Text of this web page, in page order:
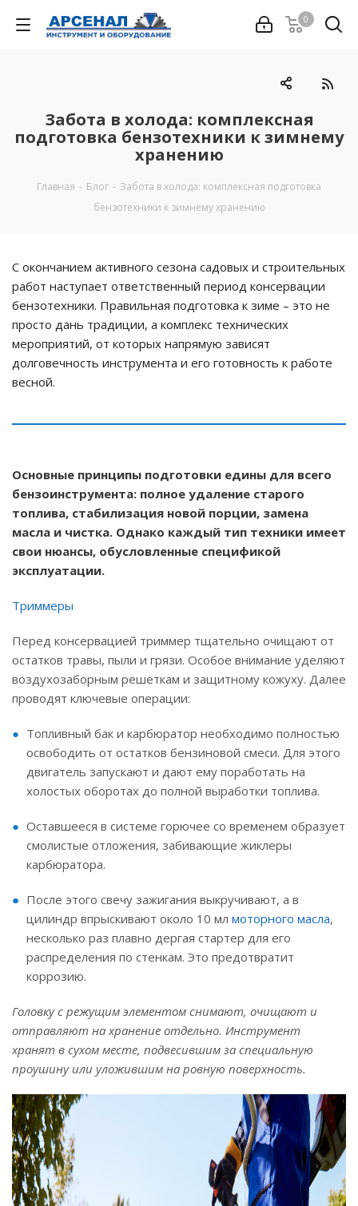
0
Забота в холода: комплексная
подготовка бензотехники к зимнему
хранению
Главная - Блог - Забота в холода: комплексная подготовка
бензотехники к зимнему хранению
С окончанием активного сезона садовых и строительных
работ наступает ответственный период консервации
бензотехники. Правильная подготовка к зиме – это не
просто дань традиции, а комплекс технических
мероприятий, от которых напрямую зависят
долговечность инструмента и его готовность к работе
весной.
Основные принципы подготовки едины для всего
бензоинструмента: полное удаление старого
топлива, стабилизация новой порции, замена
масла и чистка. Однако каждый тип техники имеет
свои нюансы, обусловленные спецификой
эксплуатации.
Триммеры
Перед консервацией триммер тщательно очищают от
остатков травы, пыли и грязи. Особое внимание уделяют
воздухозаборным решеткам и защитному кожуху. Далее
проводят ключевые операции:
Топливный бак и карбюратор необходимо полностью
освободить от остатков бензиновой смеси. Для этого
двигатель запускают и дают ему поработать на
холостых оборотах до полной выработки топлива.
Оставшееся в системе горючее со временем образует
смолистые отложения, забивающие жиклеры
карбюратора.
После этого свечу зажигания выкручивают, а в
цилиндр впрыскивают около 10 мл моторного масла,
несколько раз плавно дергая стартер для его
распределения по стенкам. Это предотвратит
коррозию.
Головку с режущим элементом снимают, очищают и
отправляют на хранение отдельно. Инструмент
хранят в сухом месте, подвесившим за специальную
проушину или уложившим на ровную поверхность.